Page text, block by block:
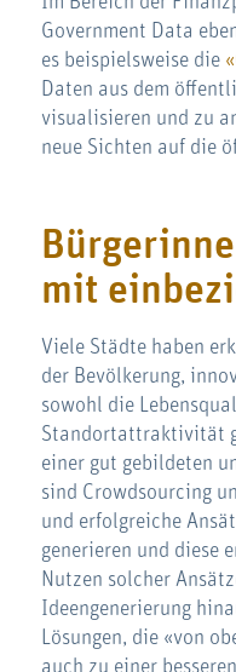
Government Data
es beispielsweise die
Daten aus dem
visualisieren und zu
neue Sichten auf die
mit
Viele Städte haben
der Bevölkerung,
sowohl die
Standortattraktivität
einer gut gebildeten
sind Crowdsourcing
und erfolgreiche
generieren und diese
Nutzen solcher
Ideengenerierung
Lösungen, die «von
auch zu einer